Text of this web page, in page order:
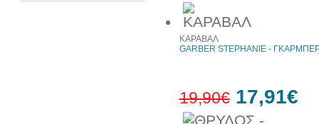
ΚΑΡΑΒΑΛ
GARBER STEPHANIE -
19,90€ 17,91€